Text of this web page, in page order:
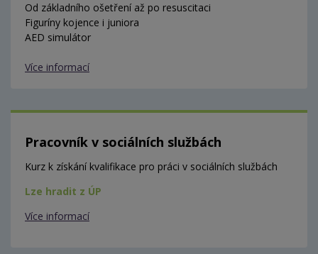
Od základního ošetření až po resuscitaci
Figuríny kojence i juniora
AED simulátor
Více informací
Pracovník v sociálních službách
Kurz k získání kvalifikace pro práci v sociálních službách
Lze hradit z ÚP
Více informací